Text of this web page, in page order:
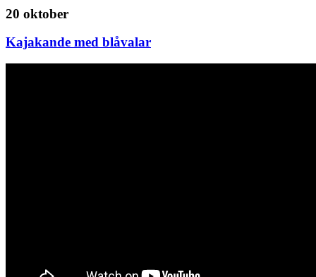
20 oktober
Kajakande med blåvalar